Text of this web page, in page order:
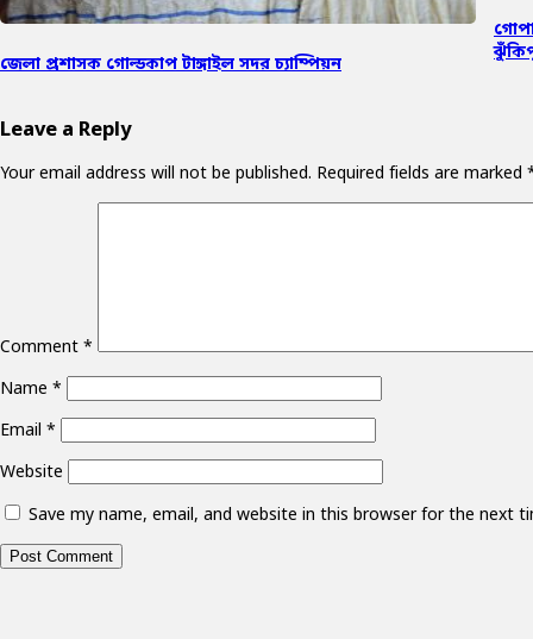
জেলা প্রশাসক গোল্ডকাপ টাঙ্গাইল সদর চ্যাম্পিয়ন
Leave a Reply
Your email address will not be published. Required fields are marked
Comment *
Name *
Email *
Website
Save my name, email, and website in this browser for the next